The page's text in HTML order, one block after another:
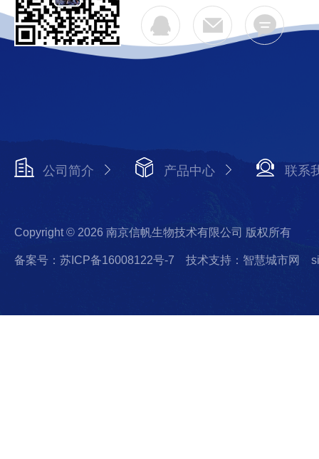
公司简介 产品中心 联系
Copyright © 2026 南京信帆生物技术有限公司 版权所有
备案号：苏ICP备16008122号-7 技术支持：智慧城市网